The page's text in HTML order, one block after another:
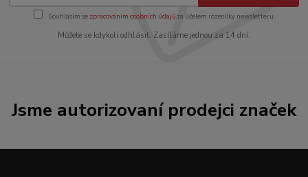
Souhlasím se zpracováním osobních údajůza účelem rozesílky newsletteru.
Můžete se kdykoli odhlásit. Zasíláme jednou za 14 dní.
Jsme autorizovaní prodejci značek